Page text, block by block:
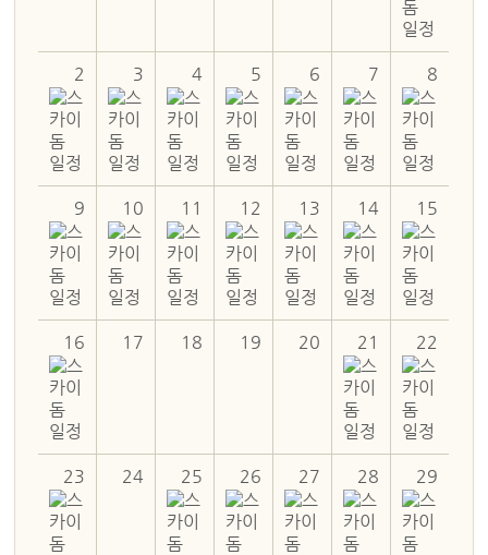
2 3 4 5 6 7 8
9 10 11 12 13 14 15
16 17 18 19 20 21 22
23 24 25 26 27 28 29